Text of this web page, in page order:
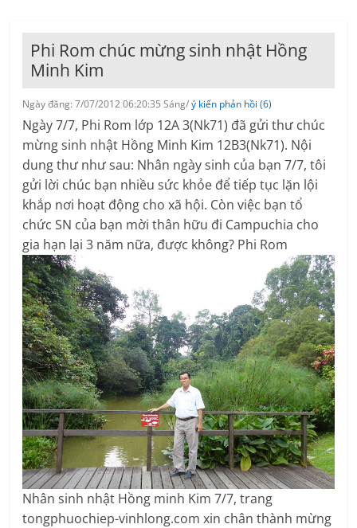
Phi Rom chúc mừng sinh nhật Hồng
Minh Kim
Ngày đăng: 7/07/2012 06:20:35 Sáng/ý kiến phản hồi (6)
Ngày 7/7, Phi Rom lớp 12A 3(Nk71) đã gửi thư chúc
mừng sinh nhật Hồng Minh Kim 12B3(Nk71). Nội
dung thư như sau: Nhân ngày sinh của bạn 7/7, tôi
gửi lời chúc bạn nhiều sức khỏe để tiếp tục lặn lội
khắp nơi hoạt động cho xã hội. Còn việc bạn tổ
chức SN của bạn mời thân hữu đi Campuchia cho
gia hạn lại 3 năm nữa, được không? Phi Rom
Nhân sinh nhật Hồng minh Kim 7/7, trang
tongphuochiep-vinhlong.com xin chân thành mừng